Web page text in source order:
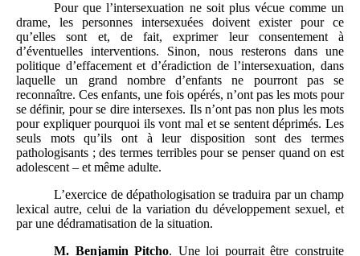
Pour que l’intersexuation ne soit plus vécue comme un
drame, les personnes intersexuées doivent exister pour ce
qu’elles sont et, de fait, exprimer leur consentement à
d’éventuelles interventions. Sinon, nous resterons dans une
politique d’effacement et d’éradiction de l’intersexuation, dans
laquelle un grand nombre d’enfants ne pourront pas se
reconnaître. Ces enfants, une fois opérés, n’ont pas les mots pour
se définir, pour se dire intersexes. Ils n’ont pas non plus les mots
pour expliquer pourquoi ils vont mal et se sentent déprimés. Les
seuls mots qu’ils ont à leur disposition sont des termes
pathologisants ; des termes terribles pour se penser quand on est
adolescent – et même adulte.
L’exercice de dépathologisation se traduira par un champ
lexical autre, celui de la variation du développement sexuel, et
par une dédramatisation de la situation.
M. Benjamin Pitcho. Une loi pourrait être construite